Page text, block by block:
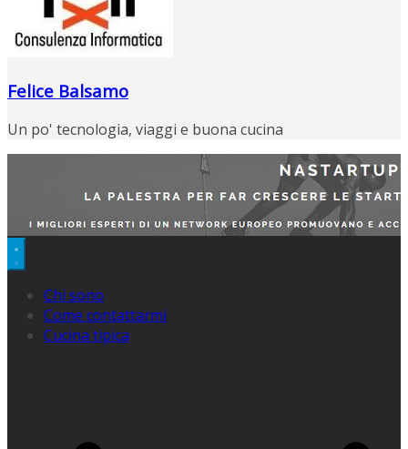
Felice Balsamo
Un po' tecnologia, viaggi e buona cucina
Chi sono
Come contattarmi
Cucina tipica